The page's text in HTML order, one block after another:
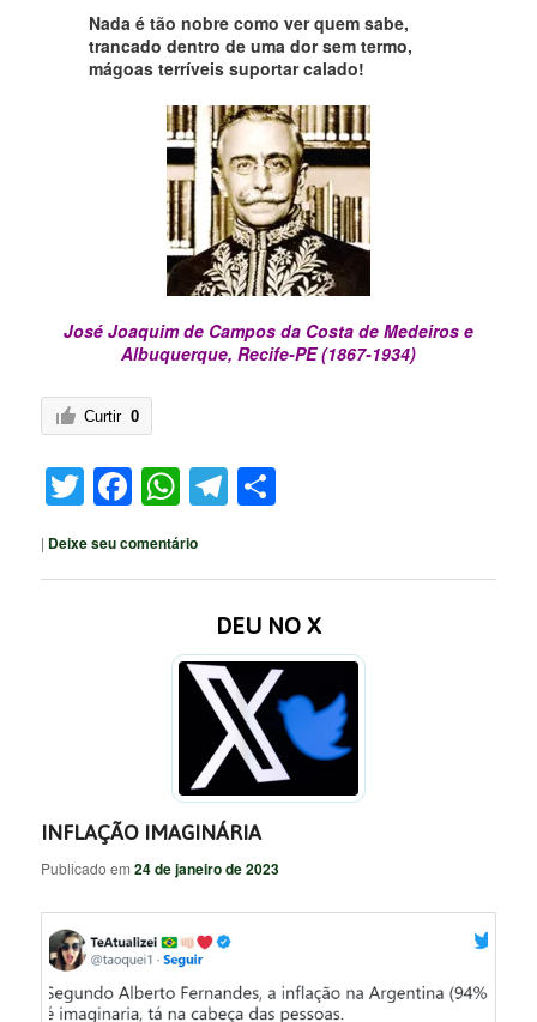
Nada é tão nobre como ver quem sabe,
trancado dentro de uma dor sem termo,
mágoas terríveis suportar calado!
José Joaquim de Campos da Costa de Medeiros e
Albuquerque, Recife-PE (1867-1934)
Curtir 0
Twitter
Facebook
WhatsApp
Telegram
| Deixe seu comentário
DEU NO X
INFLAÇÃO IMAGINÁRIA
Publicado em24 de janeiro de 2023